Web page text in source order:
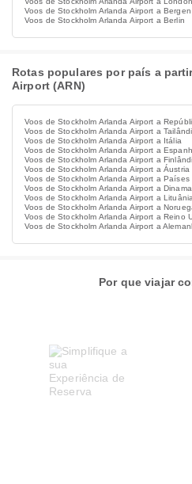
Voos de Stockholm Arlanda Airport a Bergen
Voos de Stockholm Arlanda Airport a Berlin
Rotas populares por país a
Airport (ARN)
Voos de Stockholm Arlanda Airport a
Voos de Stockholm Arlanda Airport a
Voos de Stockholm Arlanda Airport a Itália
Voos de Stockholm Arlanda Airport a
Voos de Stockholm Arlanda Airport a
Voos de Stockholm Arlanda Airport a Áustria
Voos de Stockholm Arlanda Airport a Países
Voos de Stockholm Arlanda Airport a
Voos de Stockholm Arlanda Airport a Lituânia
Voos de Stockholm Arlanda Airport a
Voos de Stockholm Arlanda Airport a Reino
Voos de Stockholm Arlanda Airport a
Por que viajar